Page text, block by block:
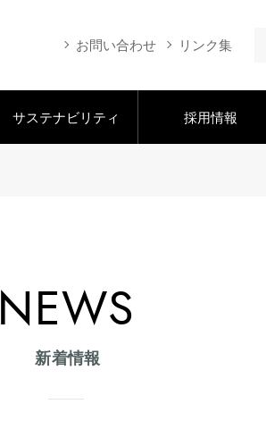
お問い合わせ リンク集
サステナビリティ 採用情報
NEWS
新着情報